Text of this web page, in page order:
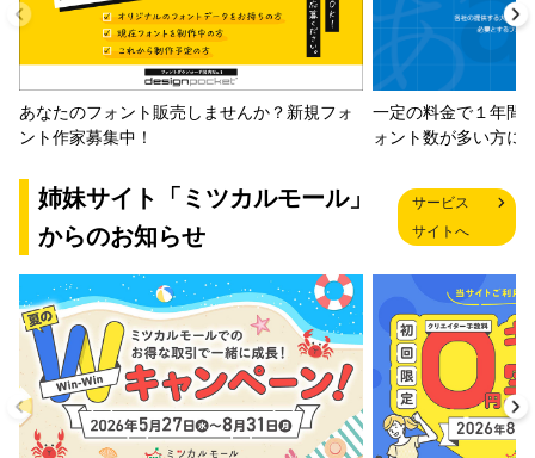
あなたのフォント販売しませんか？新規フォ
ント作家募集中！
一定の料金で１年間
ォント数が多い方に
姉妹サイト「ミツカルモール」
からのお知らせ
サービス
サイトへ